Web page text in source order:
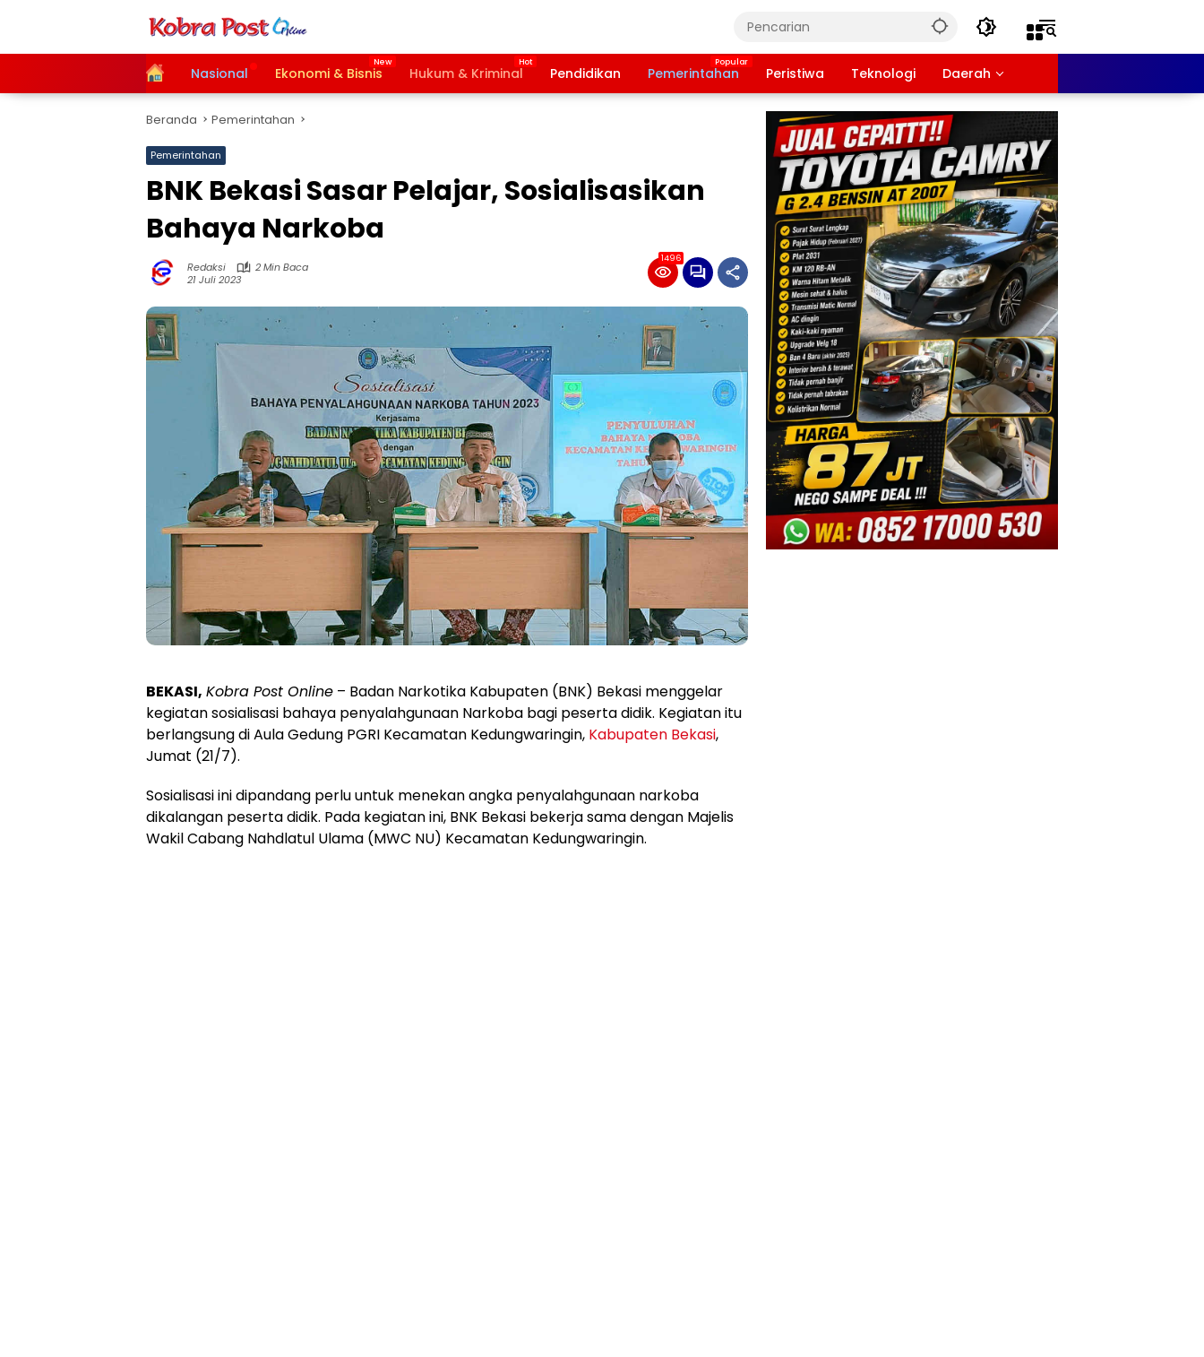
HomeNasional Ekonomi & Bisnis Hukum & Kriminal Pendidikan Pemerintahan Peristiwa Teknologi Daerah
Beranda Pemerintahan
Pemerintahan
BNK Bekasi Sasar Pelajar, Sosialisasikan
Bahaya Narkoba
Redaksi
2 Min Baca
21 Juli 2023
1496
BEKASI, Kobra Post Online – Badan Narkotika Kabupaten (BNK) Bekasi menggelar
kegiatan sosialisasi bahaya penyalahgunaan Narkoba bagi peserta didik. Kegiatan itu
berlangsung di Aula Gedung PGRI Kecamatan Kedungwaringin, Kabupaten Bekasi,
Jumat (21/7).
Sosialisasi ini dipandang perlu untuk menekan angka penyalahgunaan narkoba
dikalangan peserta didik. Pada kegiatan ini, BNK Bekasi bekerja sama dengan Majelis
Wakil Cabang Nahdlatul Ulama (MWC NU) Kecamatan Kedungwaringin.